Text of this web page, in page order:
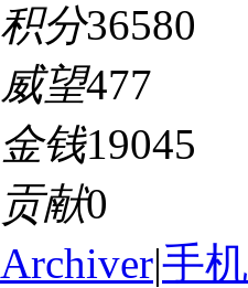
积分36580
威望477
金钱19045
贡献0
Archiver|手